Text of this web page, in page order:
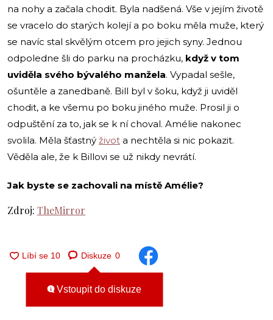
na nohy a začala chodit. Byla nadšená. Vše v jejím životě
se vracelo do starých kolejí a po boku měla muže, který
se navíc stal skvělým otcem pro jejich syny. Jednou
odpoledne šli do parku na procházku, když v tom
uviděla svého bývalého manžela. Vypadal sešle,
ošuntěle a zanedbaně. Bill byl v šoku, když ji uviděl
chodit, a ke všemu po boku jiného muže. Prosil ji o
odpuštění za to, jak se k ní choval. Amélie nakonec
svolila. Měla šťastný život a nechtěla si nic pokazit.
Věděla ale, že k Billovi se už nikdy nevrátí.
Jak byste se zachovali na místě Amélie?
Zdroj: TheMirror
Diskuze 0
Vstoupit do diskuze